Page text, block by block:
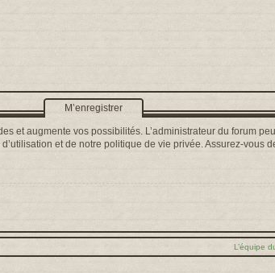
M’enregistrer
et augmente vos possibilités. L’administrateur du forum
et de notre politique de vie privée. Assurez-vous
L’équipe